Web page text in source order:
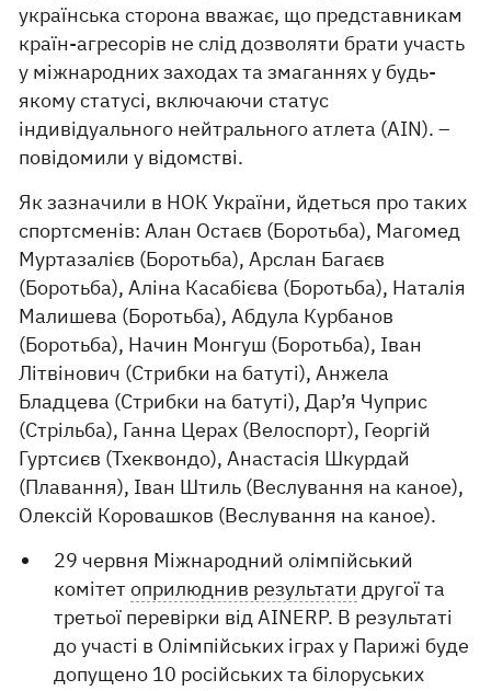
українська сторона вважає, що представникам
країн-агресорів не слід дозволяти брати участь
у міжнародних заходах та змаганнях у будь-
якому статусі, включаючи статус
індивідуального нейтрального атлета (AIN). –
повідомили у відомстві.
Як зазначили в НОК України, йдеться про таких
спортсменів: Алан Остаєв (Боротьба), Магомед
Муртазалієв (Боротьба), Арслан Багаєв
(Боротьба), Аліна Касабієва (Боротьба), Наталія
Малишева (Боротьба), Абдула Курбанов
(Боротьба), Начин Монгуш (Боротьба), Іван
Літвінович (Стрибки на батуті), Анжела
Бладцева (Стрибки на батуті), Дар’я Чуприс
(Стрільба), Ганна Церах (Велоспорт), Георгій
Гуртсиєв (Тхеквондо), Анастасія Шкурдай
(Плавання), Іван Штиль (Веслування на каное),
Олексій Коровашков (Веслування на каное).
29 червня Міжнародний олімпійський
комітетоприлюднив результати другої та
третьої перевірки від AINERP. В результаті
до участі в Олімпійських іграх у Парижі буде
допущено 10 російських та білоруських